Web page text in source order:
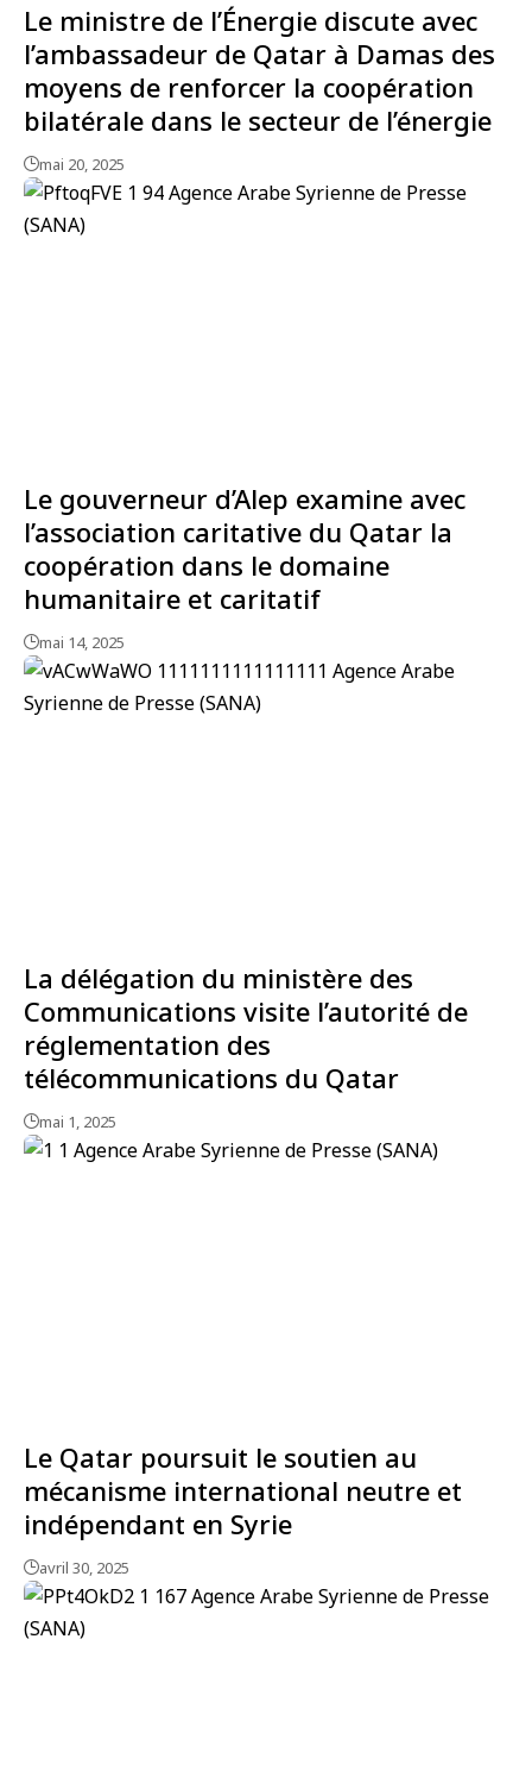
Le ministre de l’Énergie discute avec
l’ambassadeur de Qatar à Damas des
moyens de renforcer la coopération
bilatérale dans le secteur de l’énergie
mai 20, 2025
Le gouverneur d’Alep examine avec
l’association caritative du Qatar la
coopération dans le domaine
humanitaire et caritatif
mai 14, 2025
La délégation du ministère des
Communications visite l’autorité de
réglementation des
télécommunications du Qatar
mai 1, 2025
Le Qatar poursuit le soutien au
mécanisme international neutre et
indépendant en Syrie
avril 30, 2025